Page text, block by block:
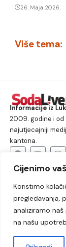
Cijenimo
Koristimo
pregledavanja,
analiziramo
na našu
26. Maja 2026.
Više tema:
Informacije iz
2009. godine i od
najutjecajniji
kantona.
Lukavac
Kultura